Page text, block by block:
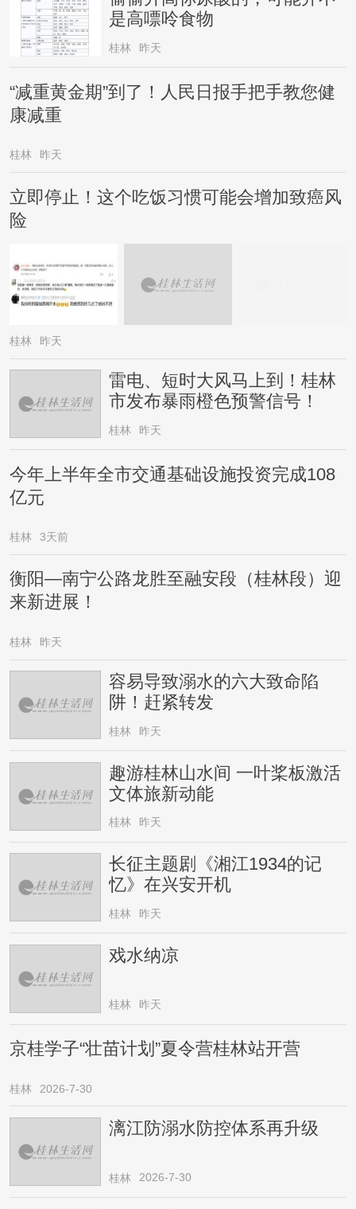
是高嘌呤食物
桂林 昨天
“减重黄金期”到了！人民日报手把手教您健
康减重
桂林 昨天
立即停止！这个吃饭习惯可能会增加致癌风
险
桂林 昨天
雷电、短时大风马上到！桂林
市发布暴雨橙色预警信号！
桂林 昨天
今年上半年全市交通基础设施投资完成108
亿元
桂林 3天前
衡阳—南宁公路龙胜至融安段（桂林段）迎
来新进展！
桂林 昨天
容易导致溺水的六大致命陷
阱！赶紧转发
桂林 昨天
趣游桂林山水间 一叶桨板激活
文体旅新动能
桂林 昨天
长征主题剧《湘江1934的记
忆》在兴安开机
桂林 昨天
戏水纳凉
桂林 昨天
京桂学子“壮苗计划”夏令营桂林站开营
桂林 2026-7-30
漓江防溺水防控体系再升级
桂林 2026-7-30